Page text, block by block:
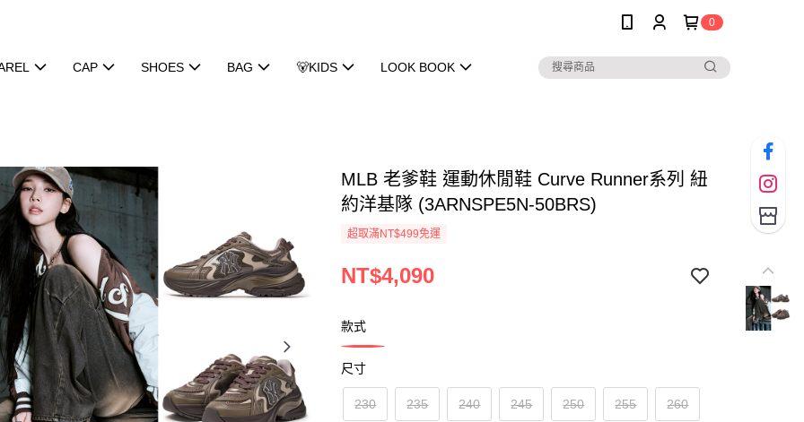
0
CAP SHOES BAG 🐻KIDS LOOK BOOK
MLB 老爹鞋 運動休閒鞋 Curve Runner系列 紐
約洋基隊 (3ARNSPE5N-50BRS)
超取滿NT$499免運
NT$4,090
款式
尺寸
230 235 240 245 250 255 260